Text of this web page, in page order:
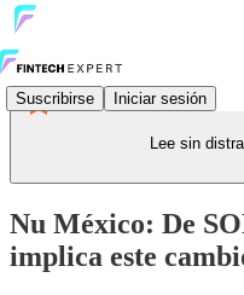
Suscribirse Iniciar sesión
Lee sin
Nu México: De
implica este